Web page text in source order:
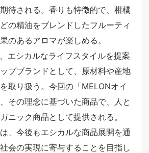
待される。香りも特徴的で、柑橘
の精油をブレンドしたフルーティ
のあるアロマが楽しめる。
エシカルなライフスタイルを提案
プブランドとして、原材料や産地
取り扱う。今回の「MELONオイ
その理念に基づいた商品で、人と
ニック商品として提供される。
、今後もエシカルな商品展開を通
会の実現に寄与することを目指し